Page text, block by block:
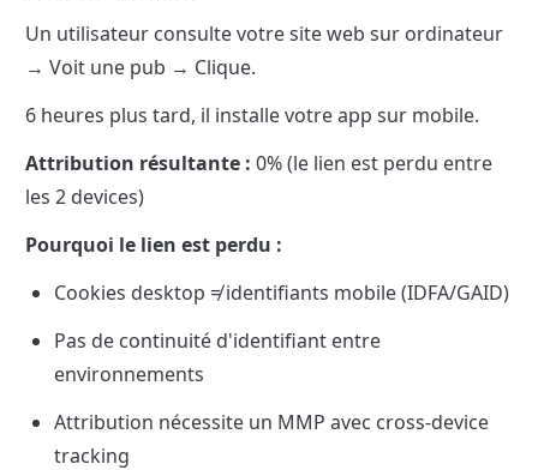
Un utilisateur consulte votre site web sur ordinateur
→ Voit une pub → Clique.
6 heures plus tard, il installe votre app sur mobile.
Attribution résultante : 0% (le lien est perdu entre
les 2 devices)
Pourquoi le lien est perdu :
Cookies desktop ≠ identifiants mobile (IDFA/GAID)
Pas de continuité d'identifiant entre
environnements
Attribution nécessite un MMP avec cross-device
tracking